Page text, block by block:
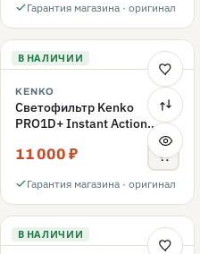
Гарантия магазина · оригинал
В НАЛИЧИИ
KENKO
Светофильтр Kenko
PRO1D+ Instant Action
Variable NDX3-450+C-PL
переменной плотности
11 000 ₽
Гарантия магазина · оригинал
В НАЛИЧИИ